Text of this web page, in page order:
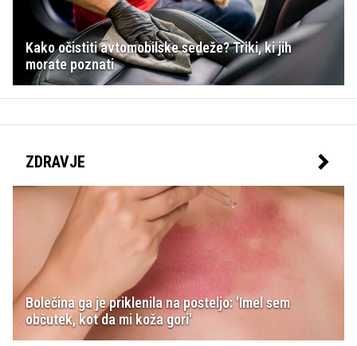
Kako očistiti avtomobilske sedeže? Triki, ki jih
morate poznati
ZDRAVJE
Bolečina ga je priklenila na posteljo: 'Imel sem
občutek, kot da mi koža gori'